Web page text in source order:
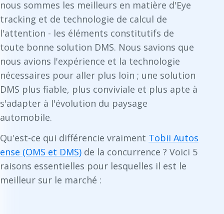
nous sommes les meilleurs en matière d'Eye
tracking et de technologie de calcul de
l'attention - les éléments constitutifs de
toute bonne solution DMS. Nous savions que
nous avions l'expérience et la technologie
nécessaires pour aller plus loin ; une solution
DMS plus fiable, plus conviviale et plus apte à
s'adapter à l'évolution du paysage
automobile.
Qu'est-ce qui différencie vraiment Tobii Autos
ense (OMS et DMS) de la concurrence ? Voici 5
raisons essentielles pour lesquelles il est le
meilleur sur le marché :